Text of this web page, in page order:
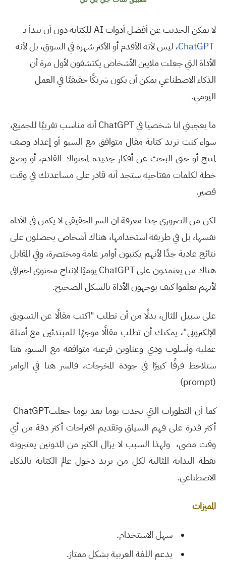
لا يمكن الحديث عن أفضل أدواتAIللكتابة دون أن نبدأ بـ
ChatGPT، ليس لأنه الأقدم أو الأكثر شهرة في السوق، بل لأنه
الأداة التي جعلت ملايين الأشخاص يكتشفون لأول مرة أن
الذكاء الاصطناعي يمكن أن يكون شريكًا حقيقيًا في العمل
اليومي.
ما يعجبني انا شخصيا فيChatGPTأنه مناسب تقريبًا للجميع،
سواء كنت تريد كتابة مقال متوافق مع السيو أو إعداد وصف
لمنتج أو حتى البحث عن أفكار جديدة لمحتواك القادم، أو وضع
خطة لكلمات مفتاحية ستجد أنه قادر على مساعدتك في وقت
قصير.
لكن من الضروري جدا معرفة ان السر الحقيقي لا يكمن في الأداة
نفسها، بل في طريقة استخدامها، هناك أشخاص يحصلون على
نتائج عادية جدًا لأنهم يكتبون أوامر عامة ومختصرة، وفي المقابل
هناك من يعتمدون علىChatGPT يوميًا لإنتاج محتوى احترافي
لأنهم تعلموا كيف يوجهون الأداة بالشكل الصحيح.
على سبيل المثال، بدلًا من أن تطلب "اكتب مقالًا عن التسويق
الإلكتروني"، يمكنك أن تطلب مقالًا موجهًا للمبتدئين مع أمثلة
عملية وأسلوب ودي وعناوين فرعية متوافقة مع السيو، هنا
ستلاحظ فرقًا كبيرًا في جودة المخرجات، فالسر هنا في الوامر
(
prompt
)
كما أن التطورات التي تحدث يوما بعد يوما جعلتChatGPT
أكثر قدرة على فهم السياق وتقديم اقتراحات أكثر دقة من أي
وقت مضى، ولهذا السبب لا يزال الكثير من المدونين يعتبرونه
نقطة البداية المثالية لكل من يريد دخول عالم الكتابة بالذكاء
الاصطناعي.
المميزات
سهل الاستخدام.
يدعم اللغة العربية بشكل ممتاز.